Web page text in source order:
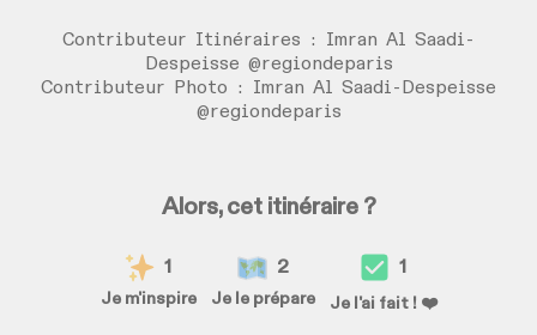
Contributeur Itinéraires : Imran Al Saadi-
Despeisse @regiondeparis
Contributeur Photo : Imran Al Saadi-Despeisse
@regiondeparis